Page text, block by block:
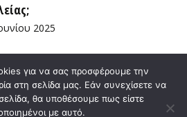
2025
για να σας προσφέρουμε την
στη σελίδα μας. Εάν συνεχίσετε να
θα υποθέσουμε πως είστε
με αυτό.